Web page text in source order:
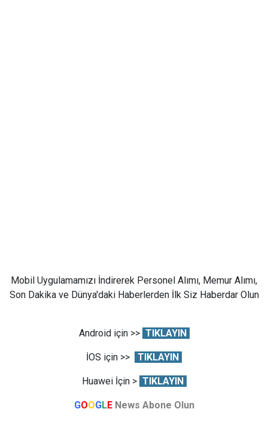
Mobil Uygulamamızı İndirerek Personel Alımı, Memur Alımı,
Son Dakika ve Dünya'daki Haberlerden İlk Siz Haberdar Olun
Android için >> TIKLAYIN
İOS için >> TIKLAYIN
Huawei İçin > TIKLAYIN
GOOGLE News Abone Olun